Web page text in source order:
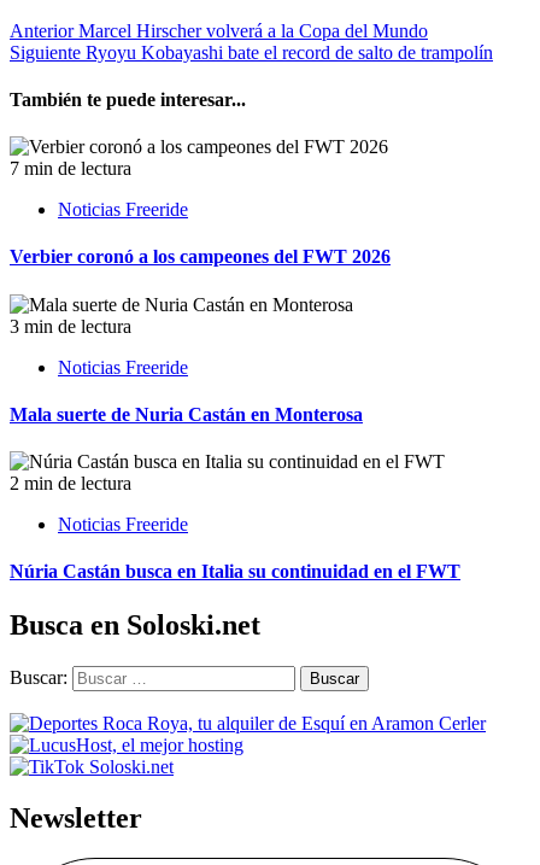
AnteriorMarcel Hirscher volverá a la Copa del Mundo
Siguiente Ryoyu Kobayashi bate el record de salto de trampolín
También te puede interesar...
7 min de lectura
Noticias Freeride
Verbier coronó a los campeones del FWT 2026
3 min de lectura
Noticias Freeride
Mala suerte de Nuria Castán en Monterosa
2 min de lectura
Noticias Freeride
Núria Castán busca en Italia su continuidad en el FWT
Busca en Soloski.net
Buscar:
Newsletter